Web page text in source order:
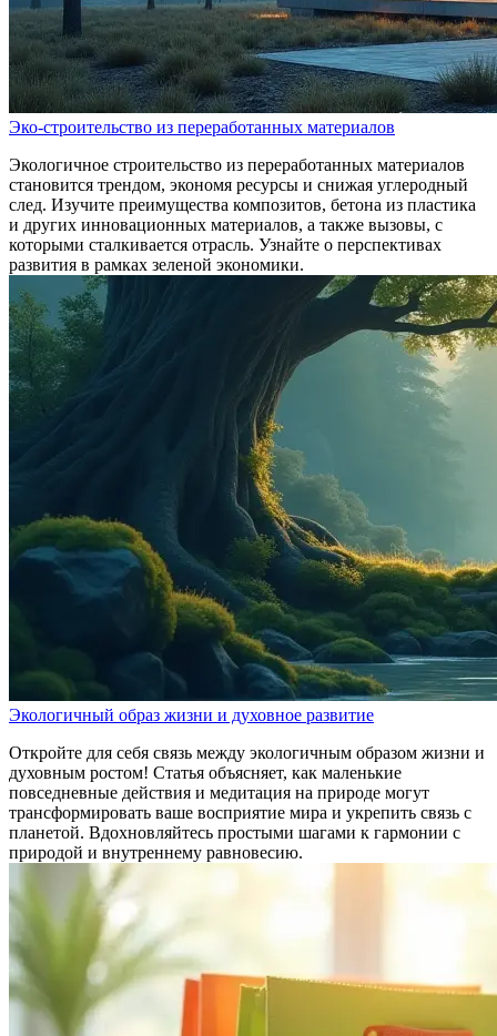
Эко-строительство из переработанных материалов
Экологичное строительство из переработанных материалов
становится трендом, экономя ресурсы и снижая углеродный
след. Изучите преимущества композитов, бетона из пластика
и других инновационных материалов, а также вызовы, с
которыми сталкивается отрасль. Узнайте о перспективах
развития в рамках зеленой экономики.
Экологичный образ жизни и духовное развитие
Откройте для себя связь между экологичным образом жизни и
духовным ростом! Статья объясняет, как маленькие
повседневные действия и медитация на природе могут
трансформировать ваше восприятие мира и укрепить связь с
планетой. Вдохновляйтесь простыми шагами к гармонии с
природой и внутреннему равновесию.